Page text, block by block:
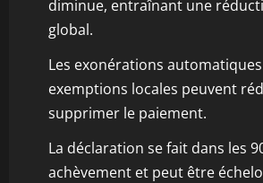
diminue, entraînant une
global.
Les exonérations
exemptions locales peuvent
supprimer le paiement.
La déclaration se fait dans les
achèvement et peut être